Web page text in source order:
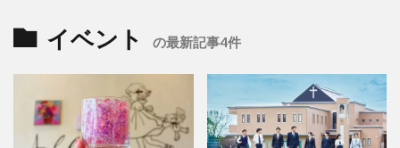
イベント の最新記事4件